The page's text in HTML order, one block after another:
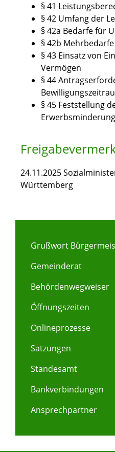
§ 41
§ 42 Umfang der
§ 42a Bedarfe für
§ 42b Mehrbedarfe
§ 43 Einsatz von
Vermögen
§ 44
§ 45 Feststellung
Erwerbsminderung
24.11.2025
Württemberg
Grußwort
Gemeinderat
Behördenwegweiser
Öffnungszeiten
Onlineprozesse
Satzungen
Standesamt
Bankverbindungen
Ansprechpartner